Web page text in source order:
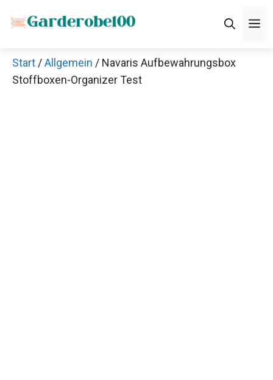
Inhalt
Start /Allgemein / Navaris Aufbewahrungsbox
Stoffboxen-Organizer Test